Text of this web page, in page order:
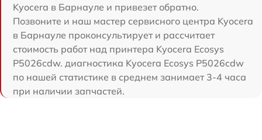
Kyocera в Барнауле и привезет обратно.
Позвоните и наш мастер сервисного центра Kyocera
в Барнауле проконсультирует и рассчитает
стоимость работ над принтера Kyocera Ecosys
P5026cdw. диагностика Kyocera Ecosys P5026cdw
по нашей статистике в среднем занимает 3-4 часа
при наличии запчастей.